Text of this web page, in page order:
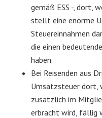
gemäß ESS -, dort,
stellt eine enorme
Steuereinnahmen
die einen
haben.
Bei Reisenden aus
Umsatzsteuer dort,
zusätzlich im
erbracht wird, fällig